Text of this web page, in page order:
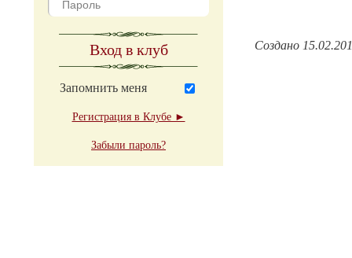
Вход в клуб
Запомнить меня
Регистрация в Клубе ►
Забыли пароль?
Создано